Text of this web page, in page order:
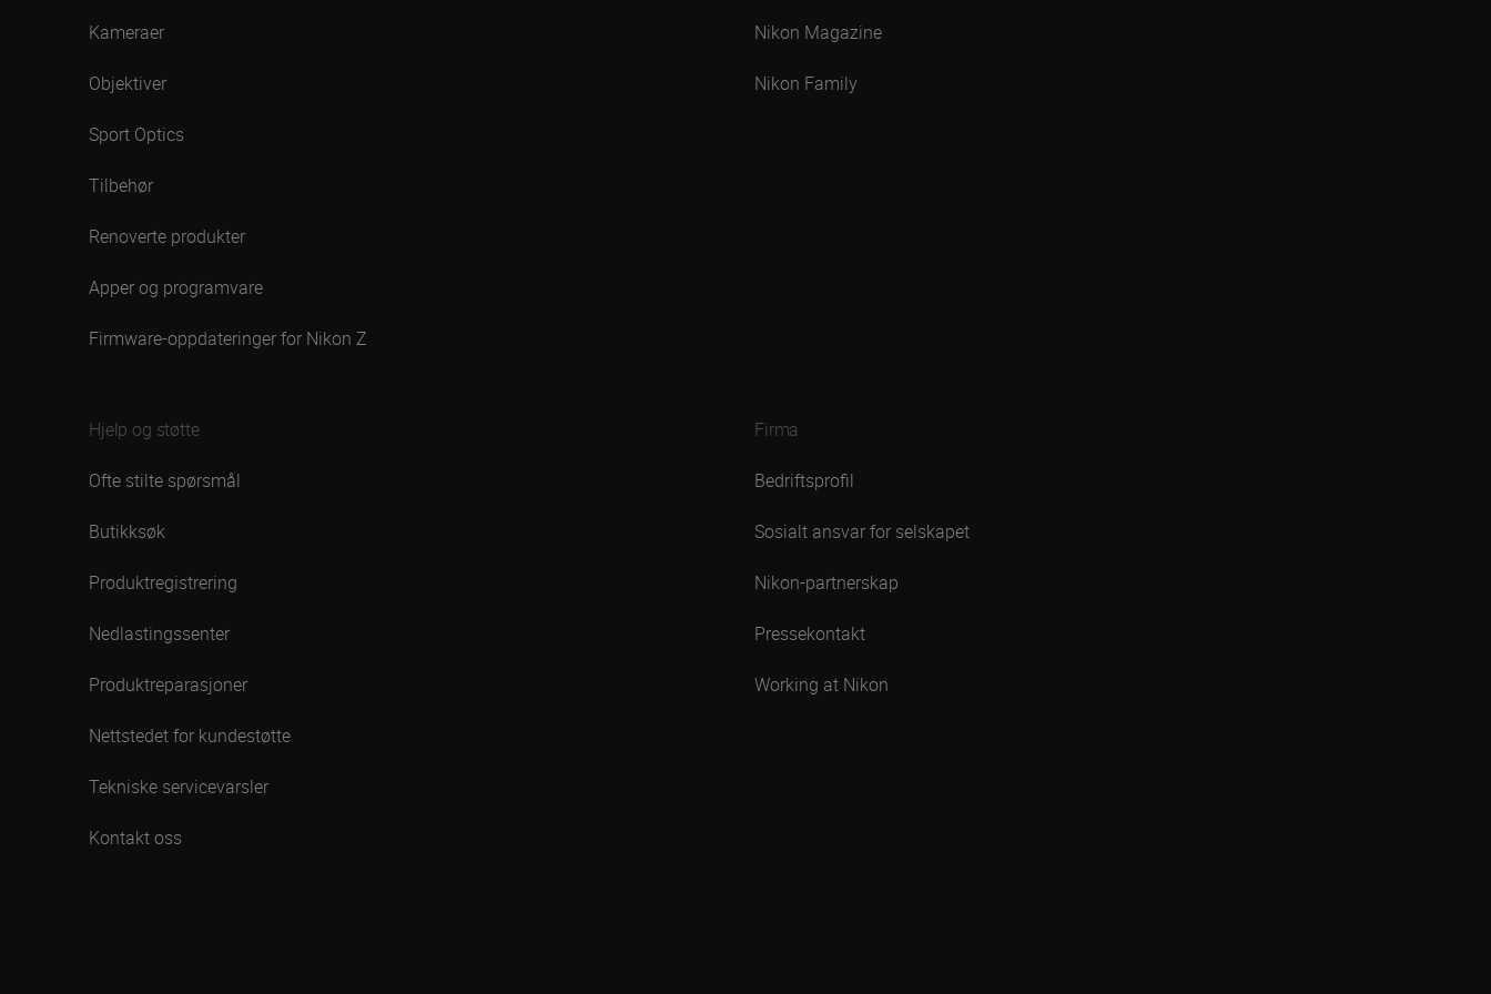
Kameraer
Objektiver
Sport Optics
Tilbehør
Renoverte produkter
Apper og programvare
Firmware-oppdateringer for Nikon Z
Nikon Magazine
Nikon Family
Hjelp og støtte
Ofte stilte spørsmål
Butikksøk
Produktregistrering
Nedlastingssenter
Produktreparasjoner
Nettstedet for kundestøtte
Tekniske servicevarsler
Kontakt oss
Firma
Bedriftsprofil
Sosialt ansvar for selskapet
Nikon-partnerskap
Pressekontakt
Working at Nikon